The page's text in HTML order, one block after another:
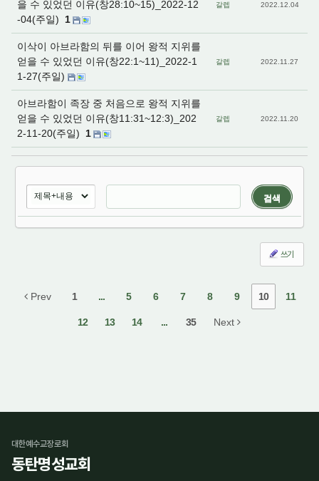
을 수 있었던 이유(창28:10~15)_2022-12
-04(주일)
1
갈렙 2022.12.04
이삭이 아브라함의 뒤를 이어 왕적 지위를
얻을 수 있었던 이유(창22:1~11)_2022-1
1-27(주일)
갈렙 2022.11.27
아브라함이 족장 중 처음으로 왕적 지위를
얻을 수 있었던 이유(창11:31~12:3)_202
2-11-20(주일)
1
갈렙 2022.11.20
검색
쓰기
Prev 1 ... 5 6 7 8 9 10 11
12 13 14 ... 35 Next
대한예수교장로회
동탄명성교회